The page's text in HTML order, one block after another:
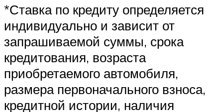
*Ставка по кредиту определяется
индивидуально и зависит от
запрашиваемой суммы, срока
кредитования, возраста
приобретаемого автомобиля,
размера первоначального взноса,
кредитной истории, наличия